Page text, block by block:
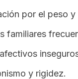
por el peso
familiares
y rigidez.